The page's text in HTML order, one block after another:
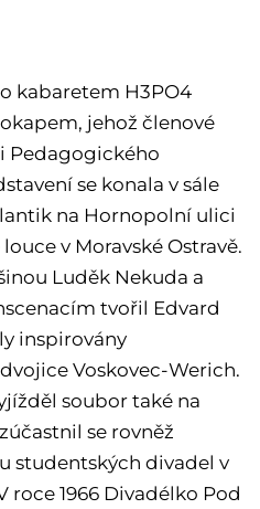
kabaretem H3PO4
jehož členové
Pedagogického
se konala v sále
na Hornopolní ulici
v Moravské Ostravě.
Luděk Nekuda a
tvořil Edvard
inspirovány
Voskovec-Werich.
soubor také na
se rovněž
studentských divadel v
roce 1966 Divadélko Pod